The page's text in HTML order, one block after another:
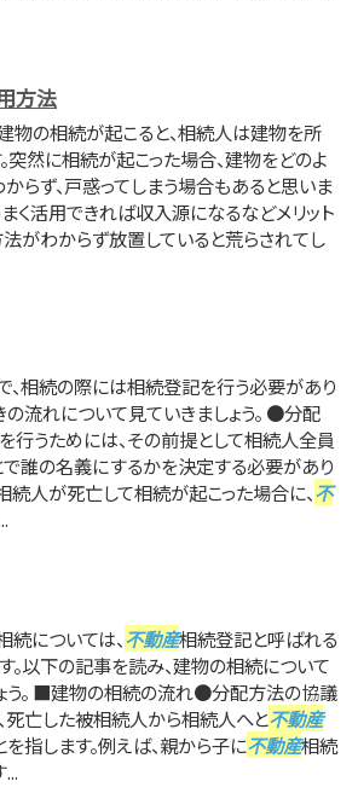
方法
物の相続が起こると、相続人は建物を所
突然に相続が起こった場合、建物をどのよ
らず、戸惑ってしまう場合もあると思いま
く活用できれば収入源になるなどメリット
がわからず放置していると荒らされてし
、相続の際には相続登記を行う必要があり
の流れについて見ていきましょう。 ●分配
行うためには、その前提として相続人全員
誰の名義にするかを決定する必要があり
続人が死亡して相続が起こった場合に、不
については、不動産相続登記と呼ばれる
以下の記事を読み、建物の相続について
う。 ■建物の相続の流れ●分配方法の協議
死亡した被相続人から相続人へと不動産
指します。例えば、親から子に不動産相続